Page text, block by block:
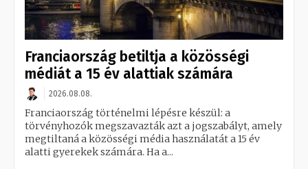
Franciaország betiltja a közösségi
médiát a 15 év alattiak számára
2026.08.08.
Franciaország történelmi lépésre készül: a
törvényhozók megszavazták azt a jogszabályt, amely
megtiltaná a közösségi média használatát a 15 év
alatti gyerekek számára. Ha a...